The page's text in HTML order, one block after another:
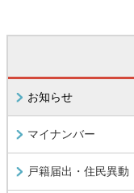
お知らせ
マイナンバー
戸籍届出・住民異